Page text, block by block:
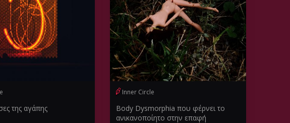
της αγάπης
Inner Circle
Body Dysmorphia που φέρνει το
ανικανοποίητο στην επαφή